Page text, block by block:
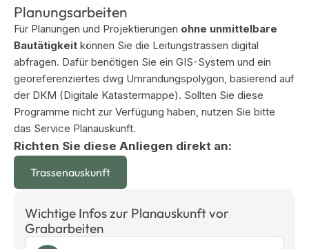
Für eine solche Stilllegung benötigen Sie eine
Trennung vom Verteilernetz.
(Kundengasanlage) nicht mehr möglich, kann aber
durch die Montage eines neuen Zählers
wiederhergestellt werden. Die Leitungen zum
Verteilernetz (Hausanschlussleitungen) bleiben
weiterhin in Betrieb und stehen unter Gasdruck.
Mit der Trennung vom Gasverteilernetz ist gemeint,
dass ein Gebäude, ein Betrieb oder ein ganzes Gebiet
nicht mehr physisch mit dem übrigen Gasnetz
verbunden ist – also kein Gas mehr aus der
öffentlichen Versorgung beziehen kann.
Die Trennung ist eine endgültige Maßnahme und eine
Gasnutzung ist nicht mehr möglich.
Planungsarbeiten
Für Planungen und Projektierungen ohne unmittelbare
Bautätigkeit können Sie die Leitungstrassen digital
abfragen. Dafür benötigen Sie ein GIS-System und ein
georeferenziertes dwg Umrandungspolygon, basierend auf
der DKM (Digitale Katastermappe). Sollten Sie diese
Programme nicht zur Verfügung haben, nutzen Sie bitte
das Service Planauskunft.
Richten Sie diese Anliegen direkt an:
Trassenauskunft
Wichtige Infos zur Planauskunft vor
Grabarbeiten